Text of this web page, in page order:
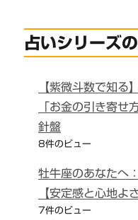
占いシリーズ
【紫微斗数で知る
「お金の引き寄せ
針盤
8件のビュー
牡牛座のあなたへ
【安定感と心地よ
7件のビュー